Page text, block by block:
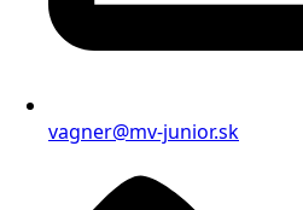
vagner@mv-junior.sk